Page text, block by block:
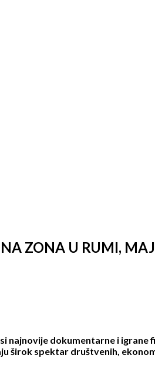
ZONA U RUMI, MAJ
dokumentarne i
širok spektar društvenih,